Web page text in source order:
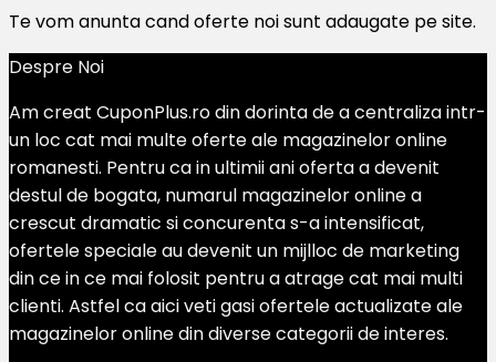
Te vom anunta cand oferte noi sunt adaugate pe site.
Despre Noi
Am creat CuponPlus.ro din dorinta de a centraliza intr-
un loc cat mai multe oferte ale magazinelor online
romanesti. Pentru ca in ultimii ani oferta a devenit
destul de bogata, numarul magazinelor online a
crescut dramatic si concurenta s-a intensificat,
ofertele speciale au devenit un mijlloc de marketing
din ce in ce mai folosit pentru a atrage cat mai multi
clienti. Astfel ca aici veti gasi ofertele actualizate ale
magazinelor online din diverse categorii de interes.